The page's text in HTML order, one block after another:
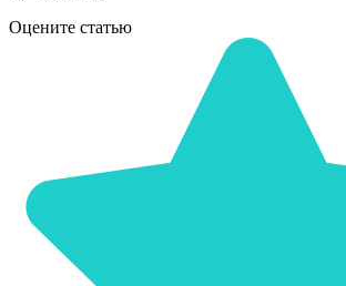
Оцените статью